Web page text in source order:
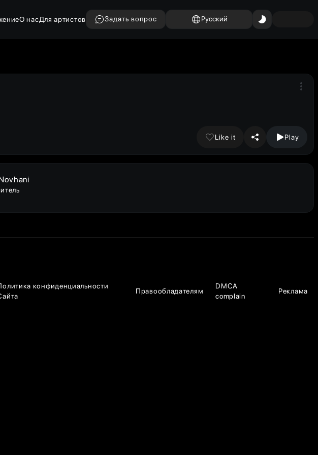
О насДля артистов Задать вопрос Русский
Like it Play
конфиденциальности
Правообладателям
DMCA
complain
Реклама